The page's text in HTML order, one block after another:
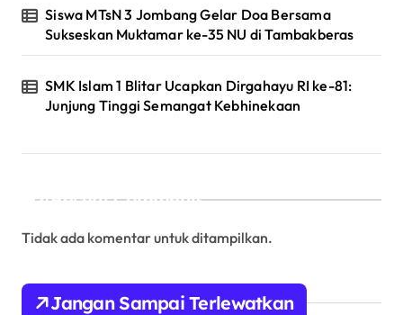
Siswa MTsN 3 Jombang Gelar Doa Bersama
Sukseskan Muktamar ke-35 NU di Tambakberas
SMK Islam 1 Blitar Ucapkan Dirgahayu RI ke-81:
Junjung Tinggi Semangat Kebhinekaan
Recent Comments
Tidak ada komentar untuk ditampilkan.
Jangan Sampai Terlewatkan